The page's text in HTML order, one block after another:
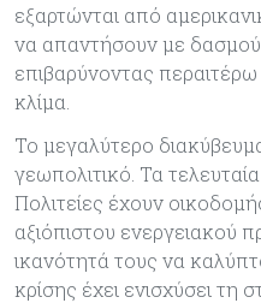
εξαρτώνται από
να απαντήσουν με
επιβαρύνοντας
κλίμα.
Το μεγαλύτερο
γεωπολιτικό. Τα
Πολιτείες έχουν
αξιόπιστου ενεργειακού
ικανότητά τους να
κρίσης έχει ενισχύσει τη